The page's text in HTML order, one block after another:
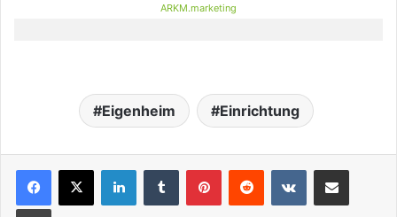
ARKM.marketing
Eigenheim Einrichtung